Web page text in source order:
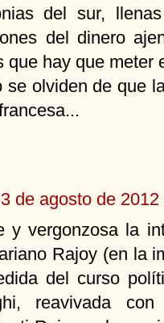
del sur,
del dinero
que hay que meter
se olviden de que
3 de agosto de
y vergonzosa la
Rajoy (en la
del curso
reavivada